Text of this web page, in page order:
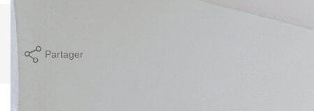
Partager